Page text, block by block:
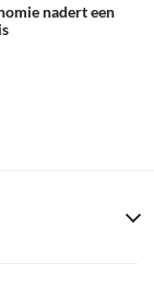
nadert een